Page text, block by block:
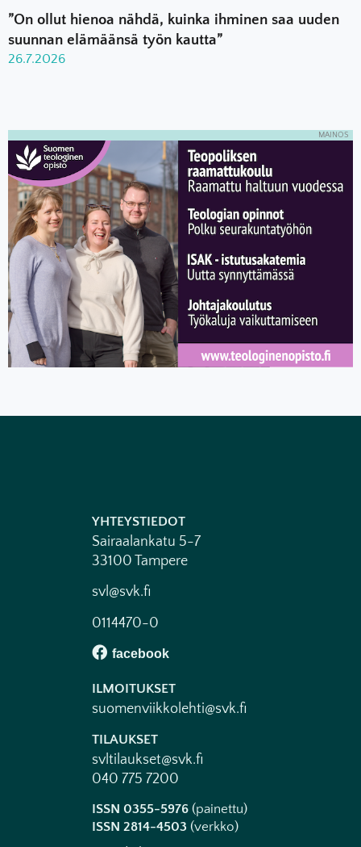
”On ollut hienoa nähdä, kuinka ihminen saa uuden
suunnan elämäänsä työn kautta”
26.7.2026
MAINOS
YHTEYSTIEDOT
Sairaalankatu 5-7
33100 Tampere
svl@svk.fi
0114470-0
ILMOITUKSET
suomenviikkolehti@svk.fi
TILAUKSET
svltilaukset@svk.fi
040 775 7200
ISSN 0355-5976 (painettu)
ISSN 2814-4503 (verkko)